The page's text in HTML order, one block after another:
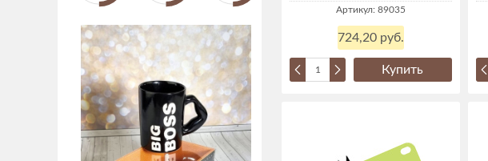
Артикул: 89035
724,20 руб.
Купить